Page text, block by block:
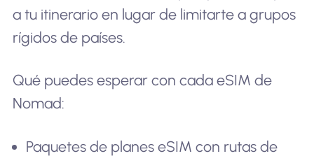
a tu itinerario en lugar de limitarte a grupos
rígidos de países.
Qué puedes esperar con cada eSIM de
Nomad:
Paquetes de planes eSIM con rutas de